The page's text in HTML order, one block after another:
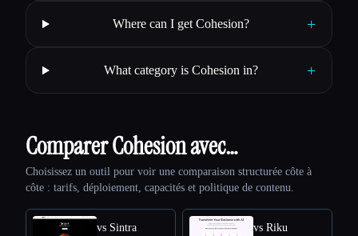
Where can I get Cohesion? +
What category is Cohesion in? +
Comparer Cohesion avec…
Choisissez un outil pour voir une comparaison structurée côte à
côte : tarifs, déploiement, capacités et politique de contenu.
vs Sintra vs Riku